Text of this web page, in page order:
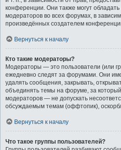
конференции. Они также могут
модераторов во всех форумах, в
произведённых создателем
Вернуться к началу
Кто такие модераторы?
Модераторы — это пользователи (или
ежедневно следят за форумами. Они
удалять сообщения, закрывать,
объединять темы на форуме, за
модераторов — не допускать
обсуждаемым темам (оффтопик),
Вернуться к началу
Что такое группы пользователей?